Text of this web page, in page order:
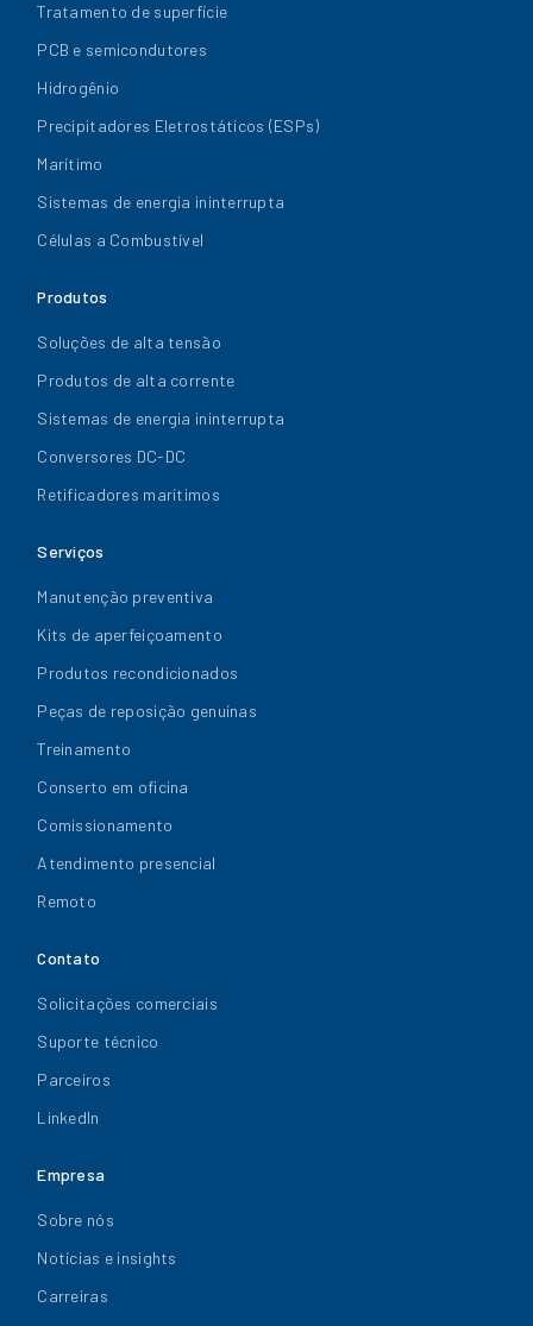
Tratamento de superfície
PCB e semicondutores
Hidrogênio
Precipitadores Eletrostáticos (ESPs)
Marítimo
Sistemas de energia ininterrupta
Células a Combustível
Produtos
Soluções de alta tensão
Produtos de alta corrente
Sistemas de energia ininterrupta
Conversores DC-DC
Retificadores marítimos
Serviços
Manutenção preventiva
Kits de aperfeiçoamento
Produtos recondicionados
Peças de reposição genuínas
Treinamento
Conserto em oficina
Comissionamento
Atendimento presencial
Remoto
Contato
Solicitações comerciais
Suporte técnico
Parceiros
LinkedIn
Empresa
Sobre nós
Notícias e insights
Carreiras